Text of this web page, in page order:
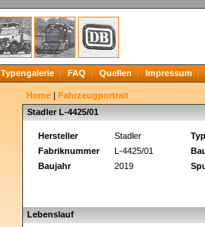
Typengalerie FAQ Quellen Impressum
Home | Fahrzeugportrait
Stadler L-4425/01
Hersteller Stadler
Typ
Fabriknummer
L-4425/01
Baujahr
2019
Lebenslauf